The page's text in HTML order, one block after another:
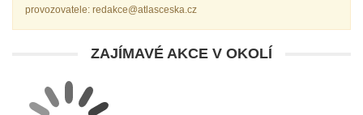
provozovatele: redakce@atlasceska.cz
ZAJÍMAVÉ AKCE V OKOLÍ